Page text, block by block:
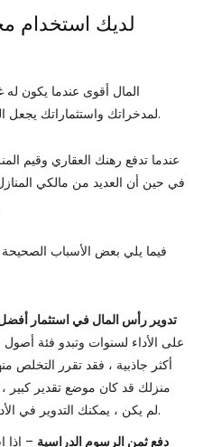
المال أقوى عندما يكون
لمدخراتك واستثماراتك يجعل القرارات المالية أسهل وأكثر انضباطًا.
عندما تدفع رهنك العقاري وقيم
في حين أن العديد من مالكي
فيما يلي بعض الأسباب
تدوير رأس المال في استثمار
على الأداء لسنوات وتبدو فئة
أكثر جاذبية ، فقد تقرر التخلص
منزلك قد كان موضع تقدير كبير
لم يكن ، يمكنك التدوير في الأداء الضعيف مع نفس فئة الأصول.
دفع ثمن الرسوم الدراسية – إذا